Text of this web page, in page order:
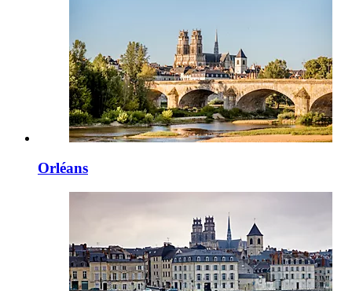
Orléans